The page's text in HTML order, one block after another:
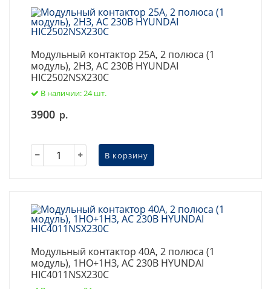
Модульный контактор 25А, 2 полюса (1
модуль), 2НЗ, AC 230В HYUNDAI
HIC2502NSX230C
В наличии: 24 шт.
3900 р.
В корзину
Модульный контактор 40А, 2 полюса (1
модуль), 1НО+1НЗ, AC 230В HYUNDAI
HIC4011NSX230C